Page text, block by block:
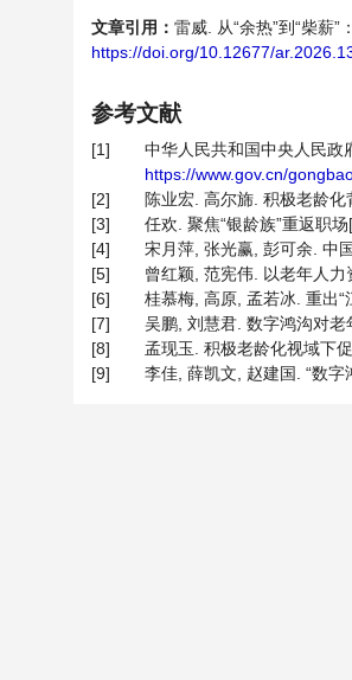
文章引用： 雷威. 从“余热”到“柴薪
https://doi.org/10.12677/
参考文献
[1]
中华人民共和国中央人民政
https://www.gov.cn/
[2]
陈业宏. 高尔旆. 积极老龄
[3]
任欢. 聚焦“银龄族”重返职
[4]
宋月萍, 张光赢, 彭可余. 中
[5]
曾红颖, 范宪伟. 以老年人
[6]
桂慕梅, 高原, 孟若冰. 重出
[7]
吴鹏, 刘慧君. 数字鸿沟对
[8]
孟现玉. 积极老龄化视域下
[9]
李佳, 薛凯文, 赵建国. “数